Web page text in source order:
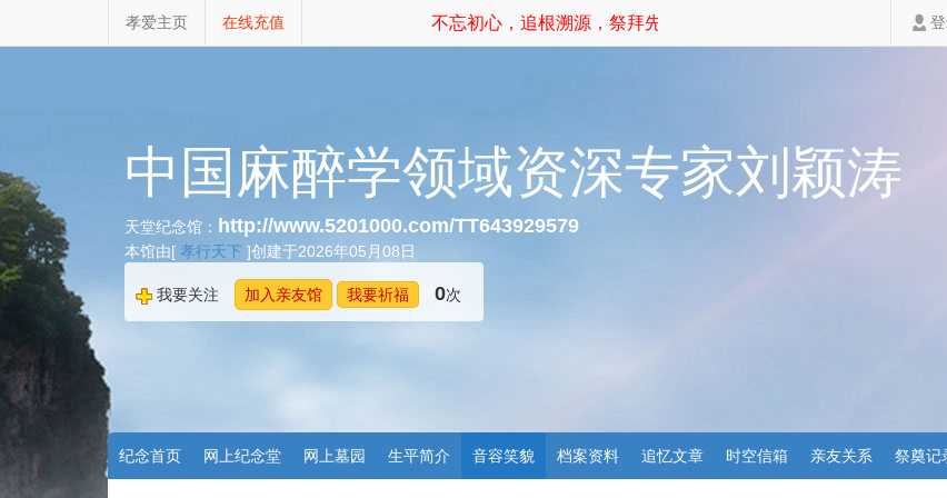
孝爱主页 在线充值 不忘初心，追根溯源，祭拜先祖，家道斐然！
中国麻醉学领域资深专家刘颖涛
天堂纪念馆： http://www.5201000.com/TT643929579
本馆由[ 孝行天下 ]创建于2026年05月08日
我要关注 加入亲友馆 我要祈福 0次
纪念首页 网上纪念堂 网上墓园 生平简介 音容笑貌 档案资料 追忆文章 时空信箱 亲友关系 祭奠记